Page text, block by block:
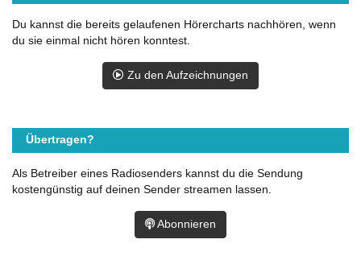
Du kannst die bereits gelaufenen Hörercharts nachhören, wenn
du sie einmal nicht hören konntest.
Zu den Aufzeichnungen
Übertragen?
Als Betreiber eines Radiosenders kannst du die Sendung
kostengünstig auf deinen Sender streamen lassen.
Abonnieren